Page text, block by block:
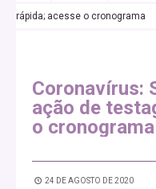
rápida; acesse o cronograma
Coronavírus:
ação de
o cronograma
24 DE AGOSTO DE 2020